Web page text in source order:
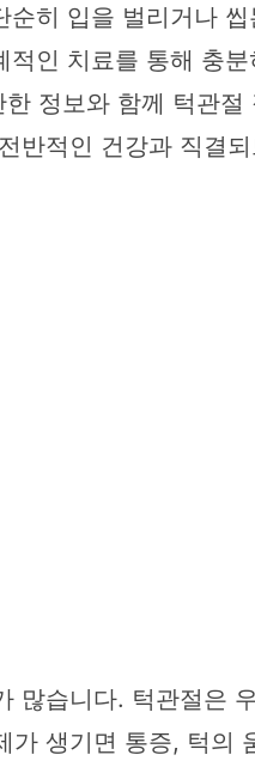
히 입을 벌리거나
인 치료를 통해 충
정보와 함께 턱관
반적인 건강과 직결
많습니다. 턱관절은
생기면 통증, 턱의